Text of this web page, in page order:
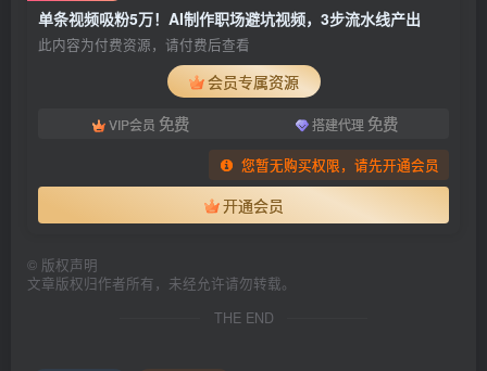
单条视频吸粉5万！AI制作职场避坑视频，3步流水线产出
此内容为付费资源，请付费后查看
会员专属资源
VIP会员 免费 搭建代理 免费
您暂无购买权限，请先开通会员
开通会员
© 版权声明
文章版权归作者所有，未经允许请勿转载。
THE END